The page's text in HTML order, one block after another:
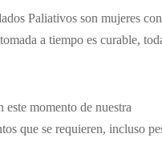
Paliativos son mujeres con
a tiempo es curable,
momento de nuestra
que se requieren, incluso